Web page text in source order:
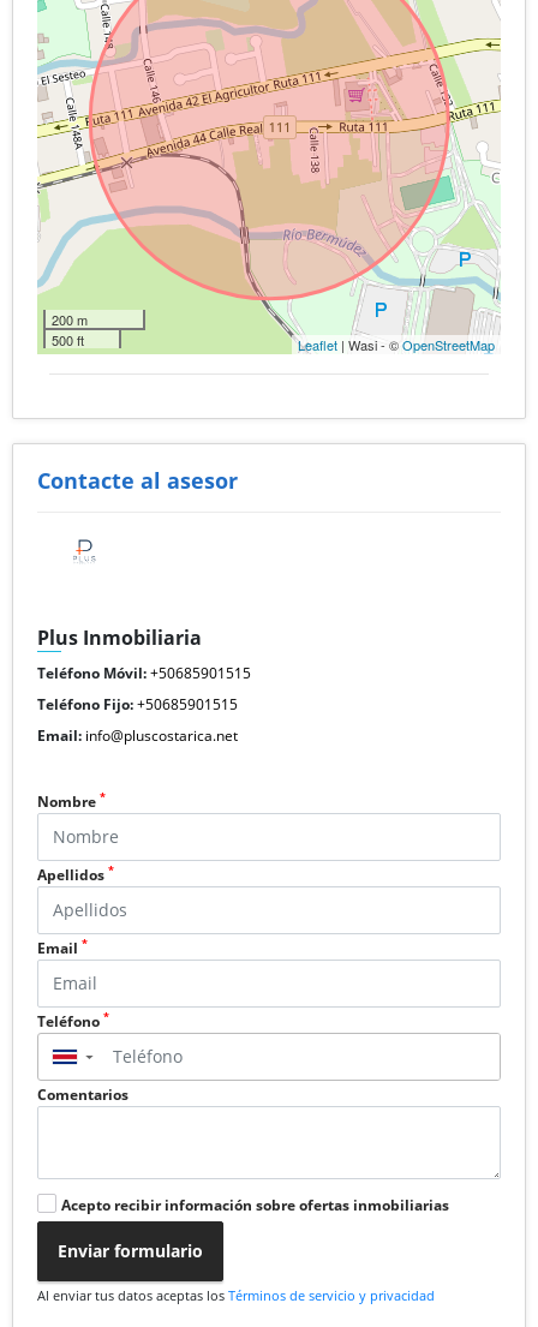
200 m
500 ft
Leaflet | Wasi - ©OpenStreetMap
Contacte al asesor
Plus Inmobiliaria
Teléfono Móvil:+50685901515
Teléfono Fijo:+50685901515
Email: info@pluscostarica.net
Nombre *
Apellidos *
Email *
Teléfono *
▼
Comentarios
Acepto recibir información sobre ofertas inmobiliarias
Enviar formulario
Al enviar tus datos aceptas los Términos de servicio y privacidad